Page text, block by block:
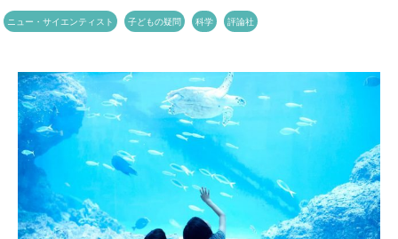
ニュー・サイエンティスト 子どもの疑問 科学 評論社